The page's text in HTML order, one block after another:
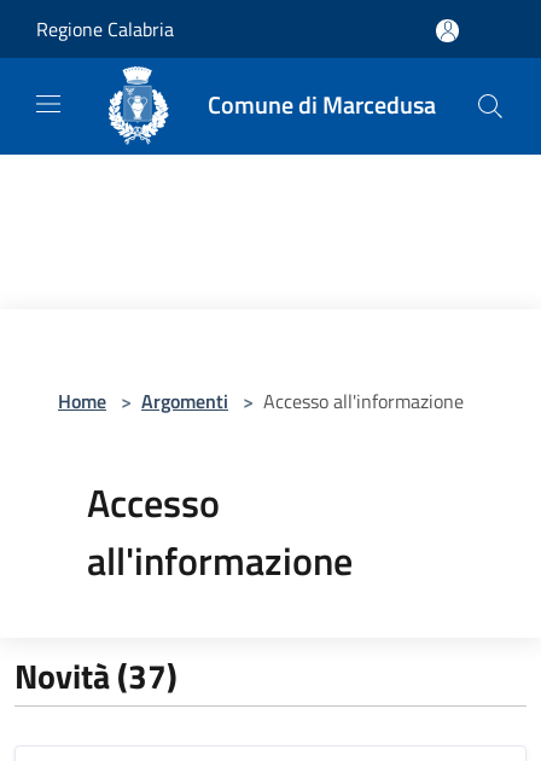
Regione Calabria
Comune di Marcedusa
Home > Argomenti > Accesso all'informazione
Accesso
all'informazione
Novità (37)